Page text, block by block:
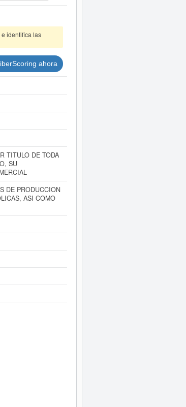
identifica las
ahora
TITULO DE TODA
SU
DE PRODUCCION
ASI COMO